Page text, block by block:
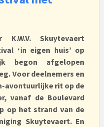
Skuytevaert
‘in eigen huis’ op
begon afgelopen
Voor deelnemers en
avontuurlijke rit op de
vanaf de Boulevard
op het strand van de
Skuytevaert. En